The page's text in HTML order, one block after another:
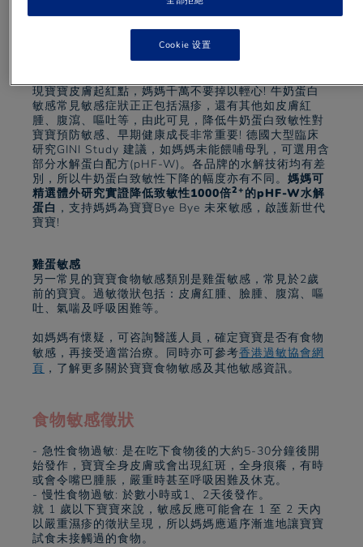
牛奶蛋白敏感
衛生署指牛奶蛋白敏感是寶寶最常見的一種食物敏感，
通常亦是寶寶出生後最早被發現的敏感症
現寶寶皮膚起紅點，媽媽千萬不要掉以輕心! 牛奶蛋白
敏感常見敏感症狀正正包括濕疹，還有其他如皮膚紅
腫、腹瀉、嘔吐等，由此可見，降低牛奶蛋白致敏性對
寶寶預防敏感、早期健康成長非常重要! 德國大型臨床
研究GINI Study 建議，如媽媽未能餵哺母乳，可選用含
部分水解蛋白配方(pHF-W)。各品牌的水解技術均有差
別，所以牛奶蛋白致敏性下降的幅度亦有不同。 媽媽可
精選體外研究實證降低致敏性1000倍2+ 的pHF-W水解
蛋白 ，支持媽媽為寶寶Bye Bye 未來敏感，啟護新世代
寶寶!
雞蛋敏感
另一常見的寶寶食物敏感類別是雞蛋敏感，常見於2歲
前的寶寶。過敏徵狀包括：皮膚紅腫、臉腫、​​腹瀉、嘔
吐、氣喘及呼吸困難等。
如媽媽有懷疑，可咨詢醫護人員，確定寶寶是否有食物
敏感，再接受適當治療。同時亦可參考香港過敏協會網
頁 ，了解更多關於寶寶食物敏感及其他敏感資訊。
食物敏感徵狀
- 急性食物過敏: 是在吃下食物後的大約5-30分鐘後開
始發作，寶寶全身皮膚或會出現紅斑，全身痕癢，有時
或會令嘴巴腫脹，嚴重時甚至呼吸困難及休克。
- 慢性食物過敏: 於數小時或1、2天後發作。
就 1 歲以下寶寶來說，敏感反應可能會在 1 至 2 天內
以嚴重濕疹的徵狀呈現，所以媽媽應遁序漸進地讓寶寶
試食未接觸過的食物。
Cookie 设置